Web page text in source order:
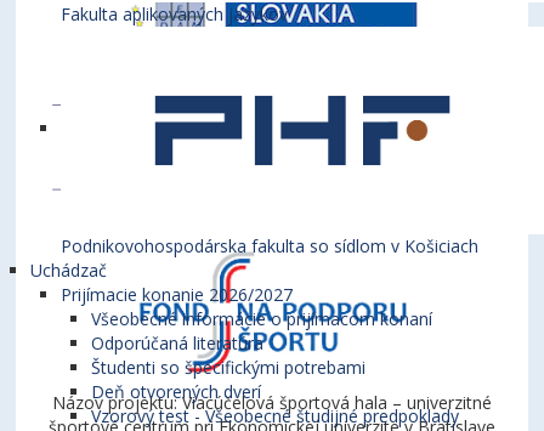
Fakulta aplikovaných jazykov
Podnikovohospodárska fakulta so sídlom v Košiciach
Uchádzač
Prijímacie konanie 2026/2027
Všeobecné informácie o prijímacom konaní
Odporúčaná literatúra
Študenti so špecifickými potrebami
Deň otvorených dverí
Vzorový test - Všeobecné študijné predpoklady
Názov projektu: Viacúčelová športová hala – univerzitné